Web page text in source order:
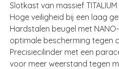
Slotkast van massief
Hoge veiligheid bij een laag
Hardstalen beugel met
optimale bescherming tegen
Precisiecilinder met een
voor meer weerstand tegen